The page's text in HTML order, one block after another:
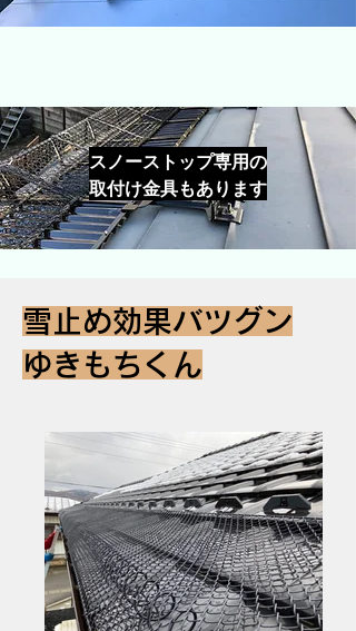
スノーストップ専用の
取付け金具もあります
雪止め効果バツグン
ゆきもちくん